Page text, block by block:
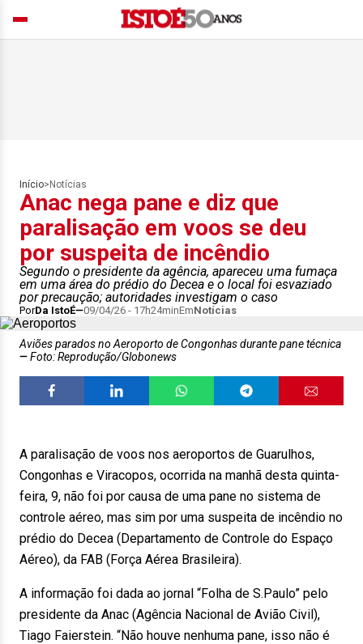
Início> Notícias
Anac nega pane e diz que
paralisação em voos se deu
por suspeita de incêndio
Segundo o presidente da agência, apareceu uma fumaça
em uma área do prédio do Decea e o local foi esvaziado
por precaução; autoridades investigam o caso
PorDa IstoÉ 09/04/26 - 17h24minEmNotícias
Aviões parados no Aeroporto de Congonhas durante pane técnica
Foto: Reprodução/Globonews
A paralisação de voos nos aeroportos de Guarulhos,
Congonhas e Viracopos, ocorrida na manhã desta quinta-
feira, 9, não foi por causa de uma pane no sistema de
controle aéreo, mas sim por uma suspeita de incêndio no
prédio do Decea (Departamento de Controle do Espaço
Aéreo), da FAB (Força Aérea Brasileira).
A informação foi dada ao jornal “Folha de S.Paulo” pelo
presidente da Anac (Agência Nacional de Avião Civil),
Tiago Faierstein. “Não houve nenhuma pane, isso não é